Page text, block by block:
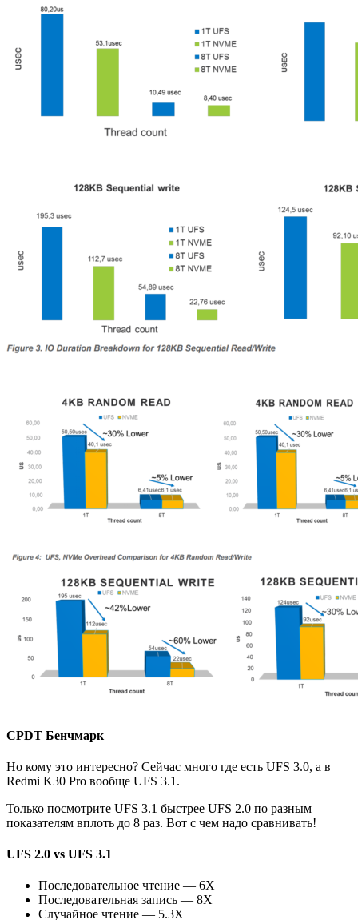
CPDT Бенчмарк
Но кому это интересно? Сейчас много где есть UFS 3.0, а в
Redmi K30 Pro вообще UFS 3.1.
Только посмотрите UFS 3.1 быстрее UFS 2.0 по разным
показателям вплоть до 8 раз. Вот с чем надо сравнивать!
UFS 2.0 vs UFS 3.1
Последовательное чтение — 6X
Последовательная запись — 8X
Случайное чтение — 5.3X